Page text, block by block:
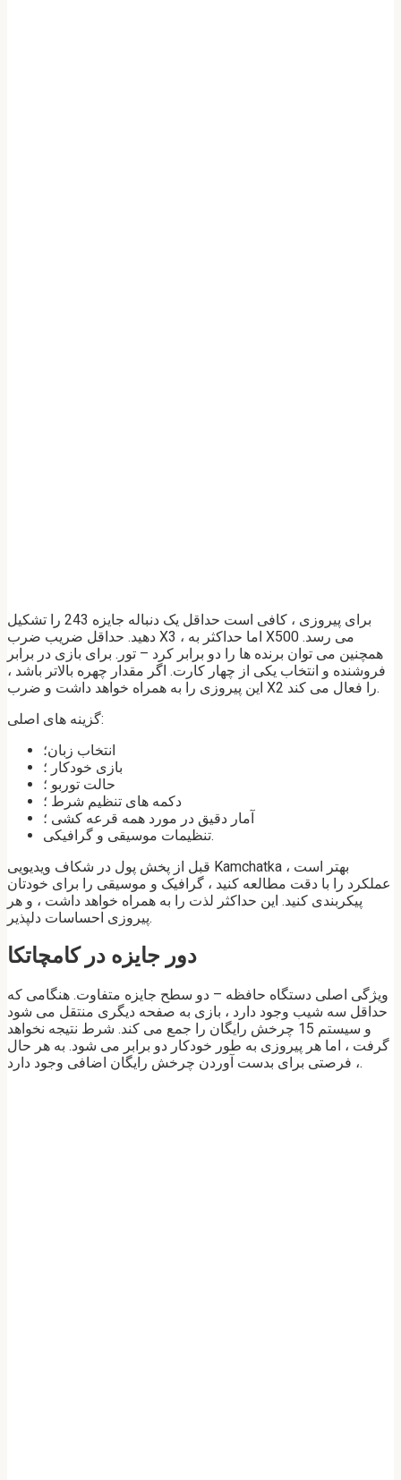
برای پیروزی ، کافی است حداقل یک دنباله جایزه 243 را تشکیل
دهید. حداقل ضریب ضرب X3 ، اما حداکثر به X500 می رسد.
همچنین می توان برنده ها را دو برابر کرد – تور. برای بازی در برابر
فروشنده و انتخاب یکی از چهار کارت. اگر مقدار چهره بالاتر باشد ،
این پیروزی را به همراه خواهد داشت و ضرب X2 را فعال می کند.
گزینه های اصلی:
انتخاب زبان؛
بازی خودکار ؛
حالت توربو ؛
دکمه های تنظیم شرط ؛
آمار دقیق در مورد همه قرعه کشی ؛
تنظیمات موسیقی و گرافیکی.
قبل از پخش پول در شکاف ویدیویی Kamchatka ، بهتر است
عملکرد را با دقت مطالعه کنید ، گرافیک و موسیقی را برای خودتان
پیکربندی کنید. این حداکثر لذت را به همراه خواهد داشت ، و هر
پیروزی احساسات دلپذیر.
دور جایزه در کامچاتکا
ویژگی اصلی دستگاه حافظه – دو سطح جایزه متفاوت. هنگامی که
حداقل سه شیب وجود دارد ، بازی به صفحه دیگری منتقل می شود
و سیستم 15 چرخش رایگان را جمع می کند. شرط نتیجه نخواهد
گرفت ، اما هر پیروزی به طور خودکار دو برابر می شود. به هر حال
، فرصتی برای بدست آوردن چرخش رایگان اضافی وجود دارد.